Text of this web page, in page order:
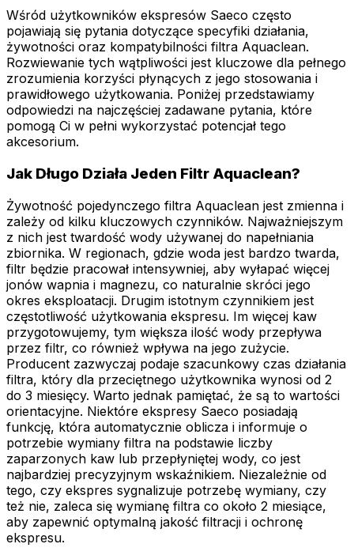
Wśród użytkowników ekspresów Saeco często
pojawiają się pytania dotyczące specyfiki działania,
żywotności oraz kompatybilności filtra Aquaclean.
Rozwiewanie tych wątpliwości jest kluczowe dla pełnego
zrozumienia korzyści płynących z jego stosowania i
prawidłowego użytkowania. Poniżej przedstawiamy
odpowiedzi na najczęściej zadawane pytania, które
pomogą Ci w pełni wykorzystać potencjał tego
akcesorium.
Jak Długo Działa Jeden Filtr Aquaclean?
Żywotność pojedynczego filtra Aquaclean jest zmienna i
zależy od kilku kluczowych czynników. Najważniejszym
z nich jest twardość wody używanej do napełniania
zbiornika. W regionach, gdzie woda jest bardzo twarda,
filtr będzie pracował intensywniej, aby wyłapać więcej
jonów wapnia i magnezu, co naturalnie skróci jego
okres eksploatacji. Drugim istotnym czynnikiem jest
częstotliwość użytkowania ekspresu. Im więcej kaw
przygotowujemy, tym większa ilość wody przepływa
przez filtr, co również wpływa na jego zużycie.
Producent zazwyczaj podaje szacunkowy czas działania
filtra, który dla przeciętnego użytkownika wynosi od 2
do 3 miesięcy. Warto jednak pamiętać, że są to wartości
orientacyjne. Niektóre ekspresy Saeco posiadają
funkcję, która automatycznie oblicza i informuje o
potrzebie wymiany filtra na podstawie liczby
zaparzonych kaw lub przepłyniętej wody, co jest
najbardziej precyzyjnym wskaźnikiem. Niezależnie od
tego, czy ekspres sygnalizuje potrzebę wymiany, czy
też nie, zaleca się wymianę filtra co około 2 miesiące,
aby zapewnić optymalną jakość filtracji i ochronę
ekspresu.